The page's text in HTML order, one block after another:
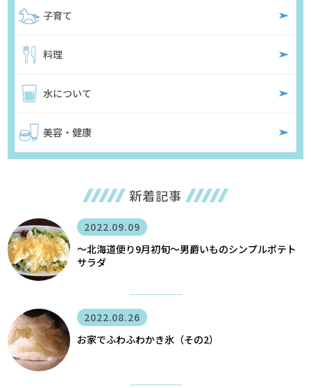
子育て
料理
水について
美容・健康
新着記事
2022.09.09
〜北海道便り9月初旬～男爵いものシンプルポテト
サラダ
2022.08.26
お家でふわふわかき氷（その2）